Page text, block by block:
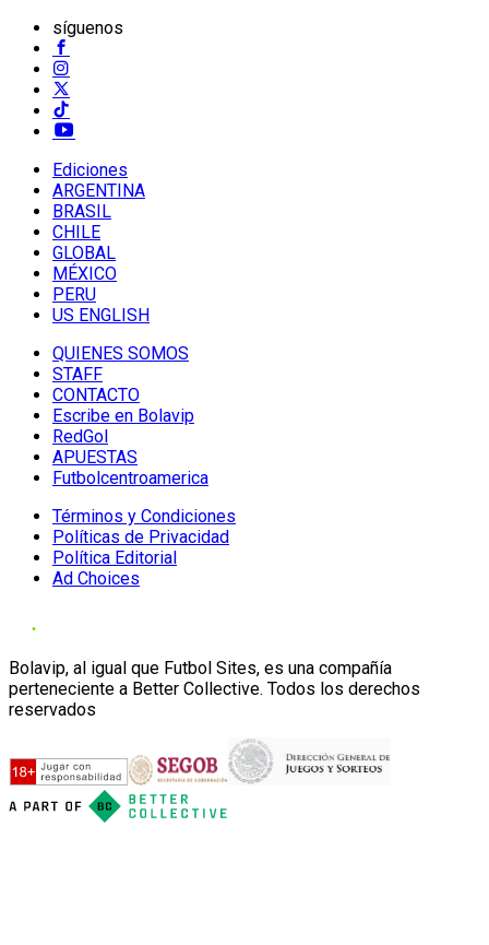
síguenos
Ediciones
ARGENTINA
BRASIL
CHILE
GLOBAL
MÉXICO
PERU
US ENGLISH
QUIENES SOMOS
STAFF
CONTACTO
Escribe en Bolavip
RedGol
APUESTAS
Futbolcentroamerica
Términos y Condiciones
Políticas de Privacidad
Política Editorial
Ad Choices
Bolavip, al igual que Futbol Sites, es una compañía
perteneciente a Better Collective. Todos los derechos
reservados